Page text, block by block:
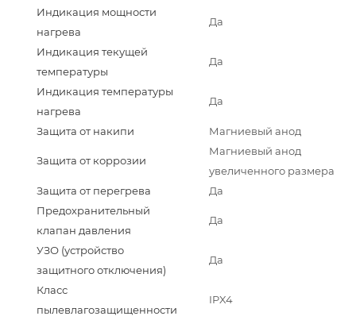
Индикация мощности
нагрева
Да
Индикация текущей
температуры
Да
Индикация температуры
нагрева
Да
Защита от накипи Магниевый анод
Защита от коррозии
Магниевый анод
увеличенного размера
Защита от перегрева
Да
Предохранительный
клапан давления
Да
УЗО (устройство
защитного отключения)
Да
Класс
пылевлагозащищенности
IPX4